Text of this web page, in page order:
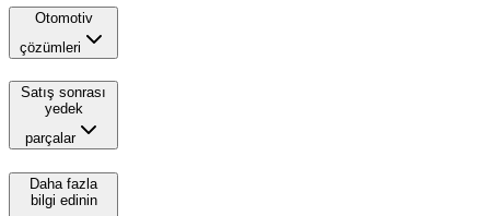
Otomotiv
çözümleri
Satış sonrası
yedek
parçalar
Daha fazla
bilgi edinin